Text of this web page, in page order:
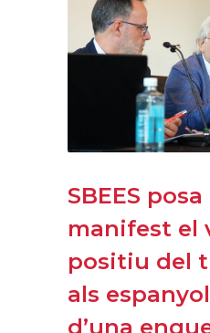
SBEES posa
manifest el
positiu del
als
d’una